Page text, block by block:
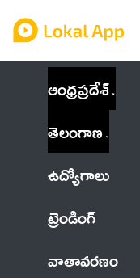
ఆంధ్రప్రదేశ్
తెలంగాణ
ఉద్యోగాలు
ట్రెండింగ్
వాతావరణం